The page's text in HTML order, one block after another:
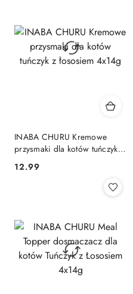
INABA CHURU Kremowe
przysmaki dla kotów tuńczyk z
łososiem 4x14g
Cena:
12.99